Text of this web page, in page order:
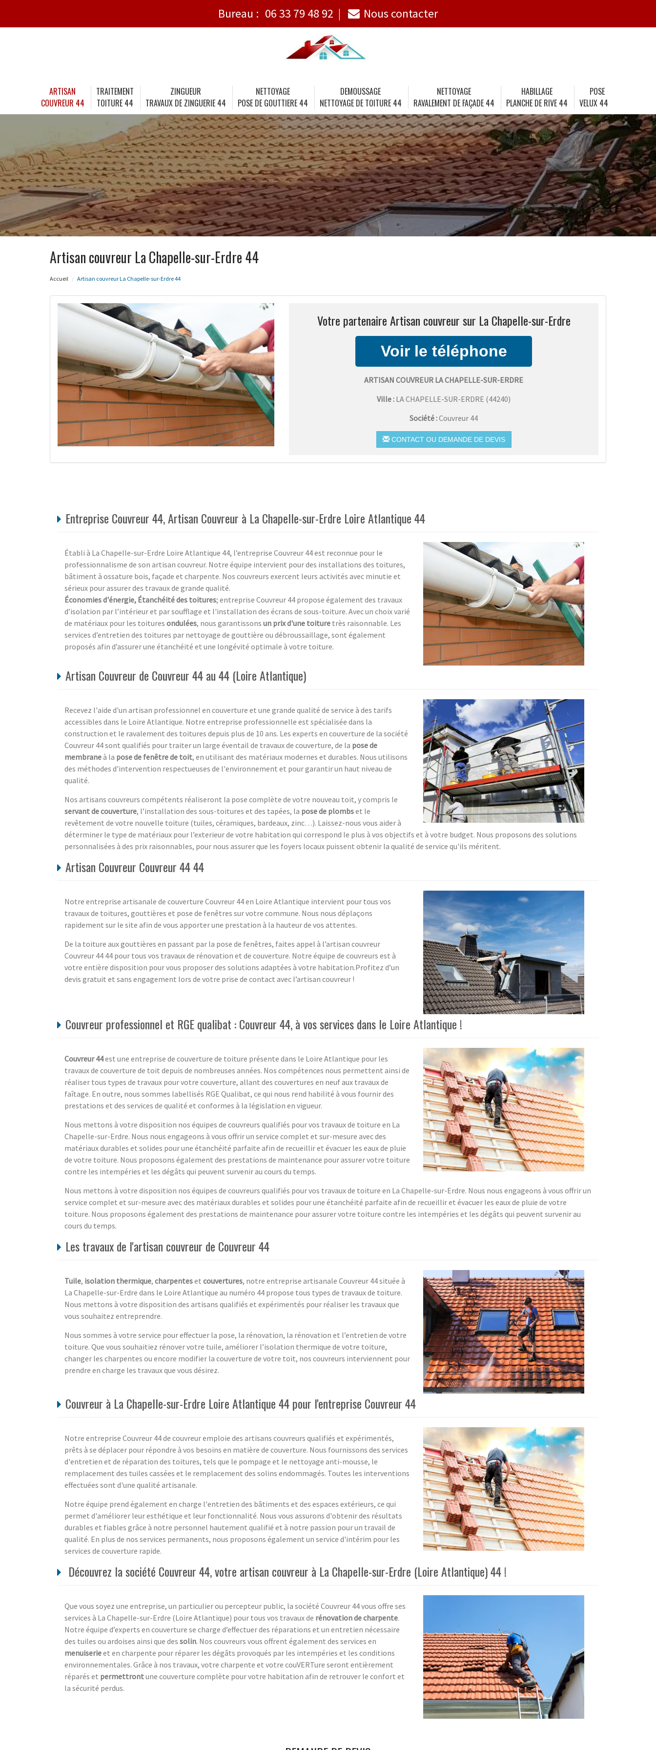
Bureau : 06 33 79 48 92 Nous contacter
ARTISAN
COUVREUR 44
TRAITEMENT
TOITURE 44
ZINGUEUR
TRAVAUX DE ZINGUERIE 44
NETTOYAGE
POSE DE GOUTTIERE 44
DEMOUSSAGE
NETTOYAGE DE TOITURE 44
NETTOYAGE
RAVALEMENT DE FAÇADE 44
HABILLAGE
PLANCHE DE RIVE 44
POSE
VELUX 44
Artisan couvreur La Chapelle-sur-Erdre 44
Accueil Artisan couvreur La Chapelle-sur-Erdre 44
Votre partenaire Artisan couvreur sur La Chapelle-sur-Erdre
ARTISAN COUVREUR LA CHAPELLE-SUR-ERDRE
Ville : LA CHAPELLE-SUR-ERDRE (44240)
Société :Couvreur 44
CONTACT OU DEMANDE DE DEVIS
Entreprise Couvreur 44, Artisan Couvreur à La Chapelle-sur-Erdre Loire Atlantique 44
Établi à La Chapelle-sur-Erdre Loire Atlantique 44, l’entreprise Couvreur 44 est reconnue pour le
professionnalisme de son artisan couvreur. Notre équipe intervient pour des installations des toitures,
bâtiment à ossature bois, façade et charpente. Nos couvreurs exercent leurs activités avec minutie et
sérieux pour assurer des travaux de grande qualité.
Économies d'énergie, Étanchéité des toitures; entreprise Couvreur 44 propose également des travaux
d’isolation par l’intérieur et par soufflage et l'installation des écrans de sous-toiture. Avec un choix varié
de matériaux pour les toitures ondulées, nous garantissons un prix d'une toiture très raisonnable. Les
services d’entretien des toitures par nettoyage de gouttière ou débroussaillage, sont également
proposés afin d’assurer une étanchéité et une longévité optimale à votre toiture.
Artisan Couvreur de Couvreur 44 au 44 (Loire Atlantique)
Recevez l'aide d'un artisan professionnel en couverture et une grande qualité de service à des tarifs
accessibles dans le Loire Atlantique. Notre entreprise professionnelle est spécialisée dans la
construction et le ravalement des toitures depuis plus de 10 ans. Les experts en couverture de la société
Couvreur 44 sont qualifiés pour traiter un large éventail de travaux de couverture, de la pose de
membraneà la pose de fenêtre de toit, en utilisant des matériaux modernes et durables. Nous utilisons
des méthodes d'intervention respectueuses de l'environnement et pour garantir un haut niveau de
qualité.
Nos artisans couvreurs compétents réaliseront la pose complète de votre nouveau toit, y compris le
servant de couverture, l’installation des sous-toitures et des tapées, la pose de plombset le
revêtement de votre nouvelle toiture (tuiles, céramiques, bardeaux, zinc…). Laissez-nous vous aider à
déterminer le type de matériaux pour l’exterieur de votre habitation qui correspond le plus à vos objectifs et à votre budget. Nous proposons des solutions
personnalisées à des prix raisonnables, pour nous assurer que les foyers locaux puissent obtenir la qualité de service qu'ils méritent.
Artisan Couvreur Couvreur 44 44
Notre entreprise artisanale de couverture Couvreur 44 en Loire Atlantique intervient pour tous vos
travaux de toitures, gouttières et pose de fenêtres sur votre commune. Nous nous déplaçons
rapidement sur le site afin de vous apporter une prestation à la hauteur de vos attentes.
De la toiture aux gouttières en passant par la pose de fenêtres, faites appel à l’artisan couvreur
Couvreur 44 44 pour tous vos travaux de rénovation et de couverture. Notre équipe de couvreurs est à
votre entière disposition pour vous proposer des solutions adaptées à votre habitation.Profitez d’un
devis gratuit et sans engagement lors de votre prise de contact avec l’artisan couvreur !
Couvreur professionnel et RGE qualibat : Couvreur 44, à vos services dans le Loire Atlantique !
Couvreur 44est une entreprise de couverture de toiture présente dans le Loire Atlantique pour les
travaux de couverture de toit depuis de nombreuses années. Nos compétences nous permettent ainsi de
réaliser tous types de travaux pour votre couverture, allant des couvertures en neuf aux travaux de
faîtage. En outre, nous sommes labellisés RGE Qualibat, ce qui nous rend habilité à vous fournir des
prestations et des services de qualité et conformes à la législation en vigueur.
Nous mettons à votre disposition nos équipes de couvreurs qualifiés pour vos travaux de toiture en La
Chapelle-sur-Erdre. Nous nous engageons à vous offrir un service complet et sur-mesure avec des
matériaux durables et solides pour une étanchéité parfaite afin de recueillir et évacuer les eaux de pluie
de votre toiture. Nous proposons également des prestations de maintenance pour assurer votre toiture
contre les intempéries et les dégâts qui peuvent survenir au cours du temps.
Nous mettons à votre disposition nos équipes de couvreurs qualifiés pour vos travaux de toiture en La Chapelle-sur-Erdre. Nous nous engageons à vous offrir un
service complet et sur-mesure avec des matériaux durables et solides pour une étanchéité parfaite afin de recueillir et évacuer les eaux de pluie de votre
toiture. Nous proposons également des prestations de maintenance pour assurer votre toiture contre les intempéries et les dégâts qui peuvent survenir au
cours du temps.
Les travaux de l'artisan couvreur de Couvreur 44
Tuile, isolation thermique, charpenteset couvertures, notre entreprise artisanale Couvreur 44 située à
La Chapelle-sur-Erdre dans le Loire Atlantique au numéro 44 propose tous types de travaux de toiture.
Nous mettons à votre disposition des artisans qualifiés et expérimentés pour réaliser les travaux que
vous souhaitez entreprendre.
Nous sommes à votre service pour effectuer la pose, la rénovation, la rénovation et l’entretien de votre
toiture. Que vous souhaitiez rénover votre tuile, améliorer l’isolation thermique de votre toiture,
changer les charpentes ou encore modifier la couverture de votre toit, nos couvreurs interviennent pour
prendre en charge les travaux que vous désirez.
Couvreur à La Chapelle-sur-Erdre Loire Atlantique 44 pour l'entreprise Couvreur 44
Notre entreprise Couvreur 44 de couvreur emploie des artisans couvreurs qualifiés et expérimentés,
prêts à se déplacer pour répondre à vos besoins en matière de couverture. Nous fournissons des services
d'entretien et de réparation des toitures, tels que le pompage et le nettoyage anti-mousse, le
remplacement des tuiles cassées et le remplacement des solins endommagés. Toutes les interventions
effectuées sont d'une qualité artisanale.
Notre équipe prend également en charge l'entretien des bâtiments et des espaces extérieurs, ce qui
permet d'améliorer leur esthétique et leur fonctionnalité. Nous vous assurons d'obtenir des résultats
durables et fiables grâce à notre personnel hautement qualifié et à notre passion pour un travail de
qualité. En plus de nos services permanents, nous proposons également un service d'intérim pour les
services de couverture rapide.
Découvrez la société Couvreur 44, votre artisan couvreur à La Chapelle-sur-Erdre (Loire Atlantique) 44 !
Que vous soyez une entreprise, un particulier ou percepteur public, la société Couvreur 44 vous offre ses
services à La Chapelle-sur-Erdre (Loire Atlantique) pour tous vos travaux de rénovation de charpente.
Notre équipe d’experts en couverture se charge d’effectuer des réparations et un entretien nécessaire
des tuiles ou ardoises ainsi que des solin. Nos couvreurs vous offrent également des services en
menuiserieet en charpente pour réparer les dégâts provoqués par les intempéries et les conditions
environnementales. Grâce à nos travaux, votre charpente et votre couVERTure seront entièrement
réparés et permettrontune couverture complète pour votre habitation afin de retrouver le confort et
la sécurité perdus.